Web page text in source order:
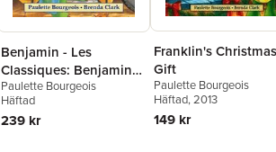
Benjamin - Les
Classiques: Benjamin
Va ? l'?cole
Paulette Bourgeois
Häftad
239 kr
Franklin's Christmas
Gift
Paulette Bourgeois
Häftad, 2013
149 kr